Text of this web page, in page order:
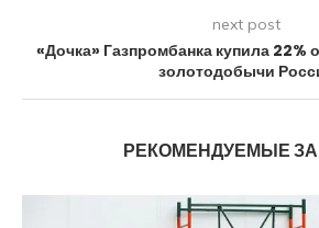
next post
«Дочка» Газпромбанка купила 22%
золотодобычи
РЕКОМЕНДУЕМЫЕ